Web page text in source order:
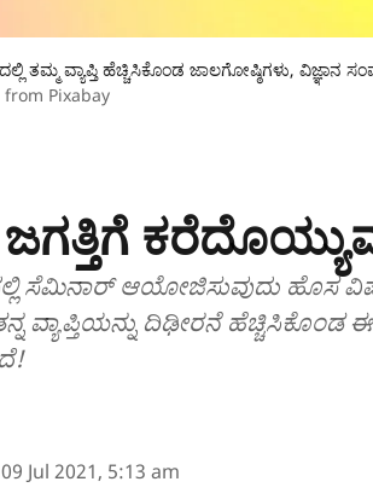
ತಮ್ಮ ವ್ಯಾಪ್ತಿ ಹೆಚ್ಚಿಸಿಕೊಂಡ ಜಾಲಗೋಷ್ಠಿಗಳು, ವಿಜ್ಞಾನ
from Pixabay
ಜಗತ್ತಿಗೆ
ಸೆಮಿನಾರ್‌ ಆಯೋಜಿಸುವುದು ಹೊಸ
ವ್ಯಾಪ್ತಿಯನ್ನು ದಿಢೀರನೆ
09 Jul 2021, 5:13 am